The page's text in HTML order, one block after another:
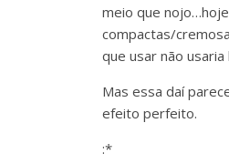
meio que
compactas/
que usar não usaria
Mas essa daí
efeito perfeito.
:*